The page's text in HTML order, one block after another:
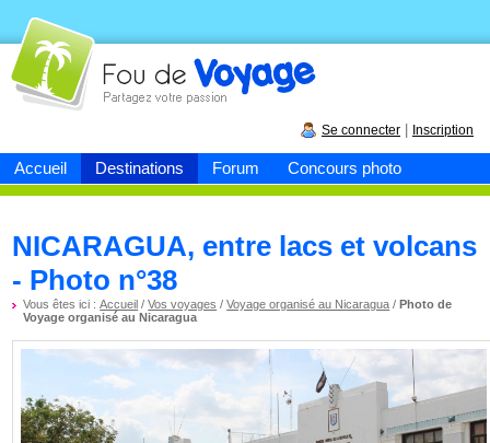
Accueil Destinations Forum Concours photo
Fou devoyage
Se connecter Inscription
NICARAGUA, entre lacs et volcans
- Photo n°38
Vous êtes ici :Accueil /Vos voyages /Voyage organisé au Nicaragua /Photo de
Voyage organisé au Nicaragua